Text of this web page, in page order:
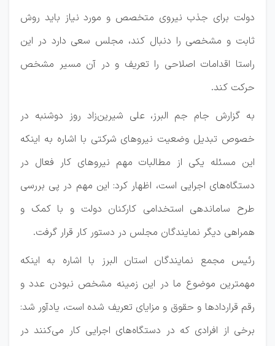
دولت برای جذب نیروی متخصص و مورد نیاز باید روش
ثابت و مشخصی را دنبال کند، مجلس سعی دارد در این
راستا اقدامات اصلاحی را تعریف و در آن مسیر مشخص
حرکت کند.
به گزارش جام جم البرز، علی شیرین‌زاد روز دوشنبه در
خصوص تبدیل وضعیت نیرو‌های شرکتی با اشاره به اینکه
این مسئله یکی از مطالبات مهم نیرو‌های کار فعال در
دستگاه‌های اجرایی است، اظهار کرد: این مهم در پی بررسی
طرح ساماندهی استخدامی کارکنان دولت و با کمک و
همراهی دیگر نمایندگان مجلس در دستور کار قرار گرفت.
رئیس مجمع نمایندگان استان البرز با اشاره به اینکه
مهمترین موضوع ما در این زمینه مشخص نبودن عدد و
رقم قرارداد‌ها و حقوق و مزایای تعریف شده است، یادآور شد:
برخی از افرادی که در دستگاه‌های اجرایی کار می‌کنند در